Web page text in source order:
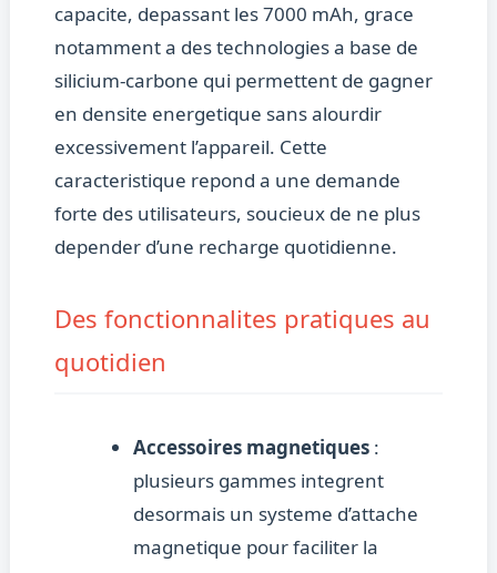
capacite, depassant les 7000 mAh, grace
notamment a des technologies a base de
silicium-carbone qui permettent de gagner
en densite energetique sans alourdir
excessivement l’appareil. Cette
caracteristique repond a une demande
forte des utilisateurs, soucieux de ne plus
depender d’une recharge quotidienne.
Des fonctionnalites pratiques au
quotidien
Accessoires magnetiques:
plusieurs gammes integrent
desormais un systeme d’attache
magnetique pour faciliter la